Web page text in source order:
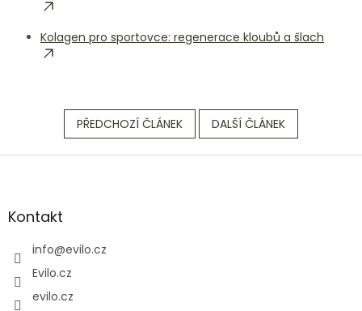
Kolagen pro sportovce: regenerace kloubů a šlach
PŘEDCHOZÍ ČLÁNEK DALŠÍ ČLÁNEK
Z
aKontakt
info@evilo.cz
Evilo.cz
evilo.cz